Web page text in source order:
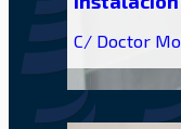
C/ Doctor